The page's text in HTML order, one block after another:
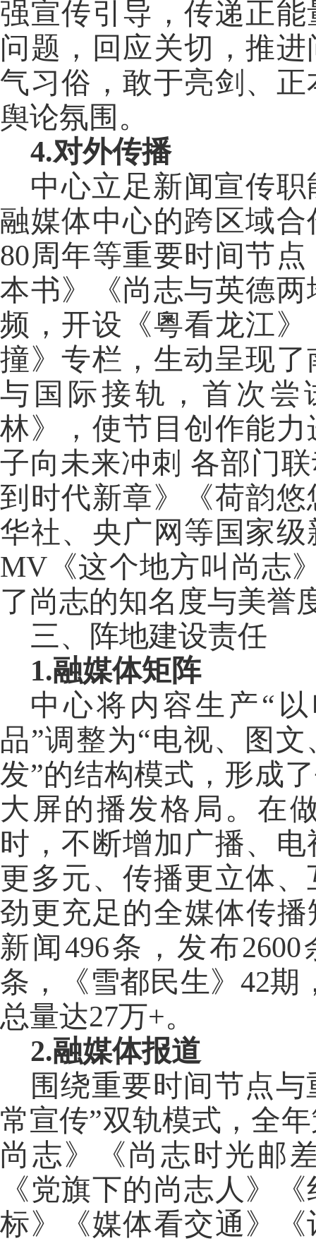
强宣传引导，传递正
问题，回应关切，推
气习俗，敢于亮剑、
舆论氛围。
4.对外传播
中心立足新闻宣传
融媒体中心的跨区域
80周年等重要时间节
本书》《尚志与英德
频，开设《粵看龙江
撞》专栏，生动呈现
与国际接轨，首次尝
林》，使节目创作能
子向未来冲刺 各部门
到时代新章》《荷韵
华社、央广网等国家
MV《这个地方叫尚志
了尚志的知名度与美誉
三、阵地建设责任
1.融媒体矩阵
中心将内容生产“
品”调整为“电视、图
发”的结构模式，形成
大屏的播发格局。在
时，不断增加广播、
更多元、传播更立体
劲更充足的全媒体传
新闻496条，发布
条，《雪都民生》42期
总量达27万+。
2.融媒体报道
围绕重要时间节点
常宣传”双轨模式，全
尚志》《尚志时光邮
《党旗下的尚志人》
标》《媒体看交通》